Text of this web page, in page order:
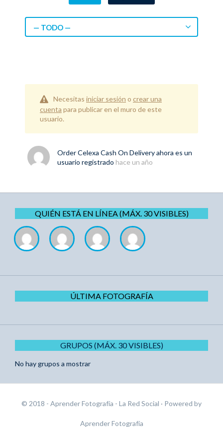
— TODO —
Necesitas iniciar sesión o crear una
cuenta para publicar en el muro de este
usuario.
Order Celexa Cash On Deliveryahora es un
usuario registrado hace un año
QUIÉN ESTÁ EN LÍNEA (MÁX. 30 VISIBLES)
ÚLTIMA FOTOGRAFÍA
GRUPOS (MÁX. 30 VISIBLES)
No hay grupos a mostrar
© 2018 - Aprender Fotografía - La Red Social · Powered by
Aprender Fotografía